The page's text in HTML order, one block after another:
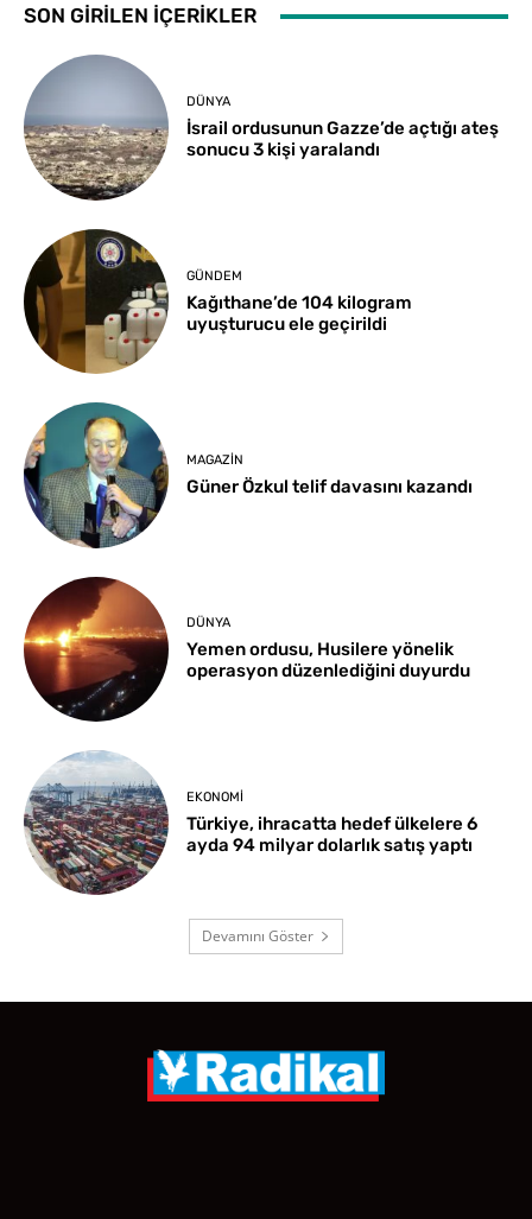
SON GİRİLEN İÇERİKLER
DÜNYA
İsrail ordusunun Gazze’de açtığı ateş
sonucu 3 kişi yaralandı
GÜNDEM
Kağıthane’de 104 kilogram
uyuşturucu ele geçirildi
MAGAZIN
Güner Özkul telif davasını kazandı
DÜNYA
Yemen ordusu, Husilere yönelik
operasyon düzenlediğini duyurdu
EKONOMI
Türkiye, ihracatta hedef ülkelere 6
ayda 94 milyar dolarlık satış yaptı
Devamını Göster